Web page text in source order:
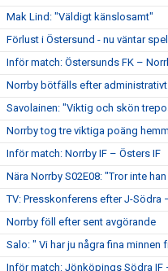
Mak Lind: "Väldigt känslosamt"
Förlust i Östersund - nu väntar
Inför match: Östersunds FK –
Norrby bötfälls efter administrativt
Savolainen: "Viktig och skön
Norrby tog tre viktiga poäng
Inför match: Norrby IF – Östers IF
Nära Norrby S02E08: "Tror inte
TV: Presskonferens efter J-Södra
Norrby föll efter sent avgörande
Salo: " Vi har ju några fina minnen
Inför match: Jönköpings Södra IF